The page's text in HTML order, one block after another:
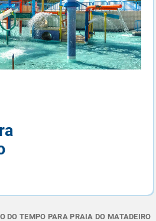
DO TEMPO PARA PRAIA DO MATADEIRO